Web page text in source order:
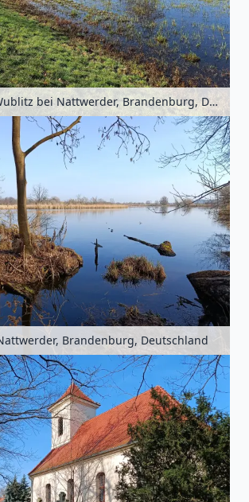
Deich an der Wublitz bei Nattwerder, Brandenburg, Deutschland
Brandenburg, Deutschland